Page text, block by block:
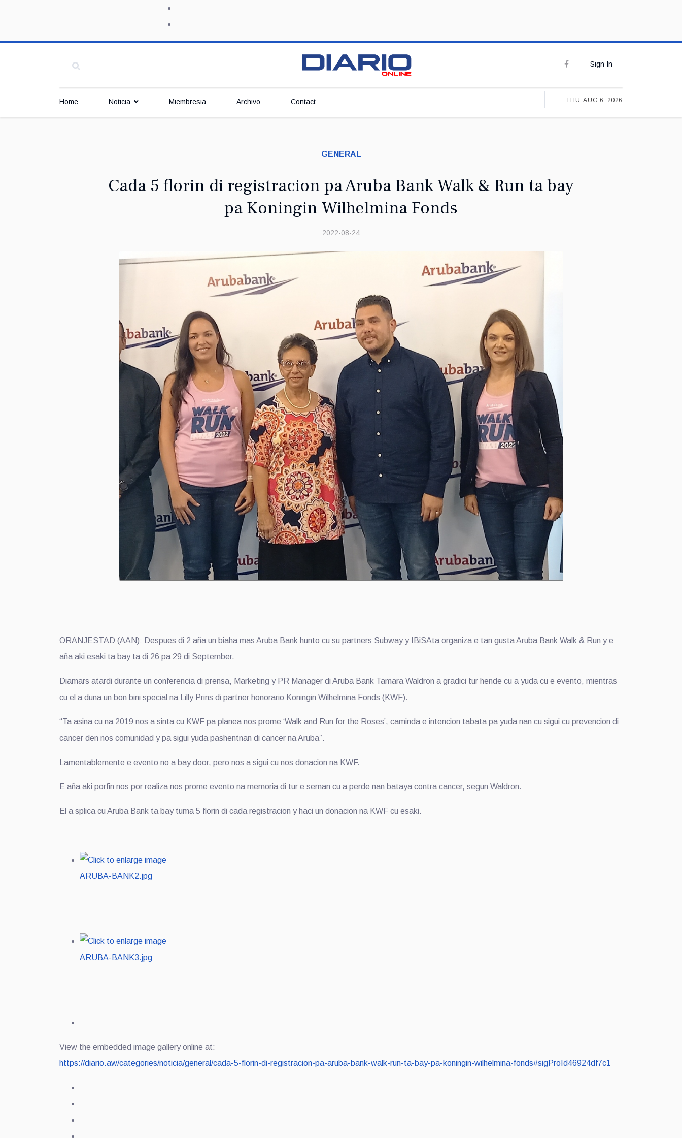
Sign In
Home Noticia Miembresia Archivo Contact THU, AUG 6, 2026
GENERAL
Cada 5 florin di registracion pa Aruba Bank Walk & Run ta bay
pa Koningin Wilhelmina Fonds
2022-08-24
ORANJESTAD (AAN): Despues di 2 aña un biaha mas Aruba Bank hunto cu su partners Subway y IBiSAta organiza e tan gusta Aruba Bank Walk & Run y e
aña aki esaki ta bay ta di 26 pa 29 di September.
Diamars atardi durante un conferencia di prensa, Marketing y PR Manager di Aruba Bank Tamara Waldron a gradici tur hende cu a yuda cu e evento, mientras
cu el a duna un bon bini special na Lilly Prins di partner honorario Koningin Wilhelmina Fonds (KWF).
“Ta asina cu na 2019 nos a sinta cu KWF pa planea nos prome ‘Walk and Run for the Roses’, caminda e intencion tabata pa yuda nan cu sigui cu prevencion di
cancer den nos comunidad y pa sigui yuda pashentnan di cancer na Aruba”.
Lamentablemente e evento no a bay door, pero nos a sigui cu nos donacion na KWF.
E aña aki porfin nos por realiza nos prome evento na memoria di tur e sernan cu a perde nan bataya contra cancer, segun Waldron.
El a splica cu Aruba Bank ta bay tuma 5 florin di cada registracion y haci un donacion na KWF cu esaki.
View the embedded image gallery online at:
https://diario.aw/categories/noticia/general/cada-5-florin-di-registracion-pa-aruba-bank-walk-run-ta-bay-pa-koningin-wilhelmina-fonds#sigProId46924df7c1